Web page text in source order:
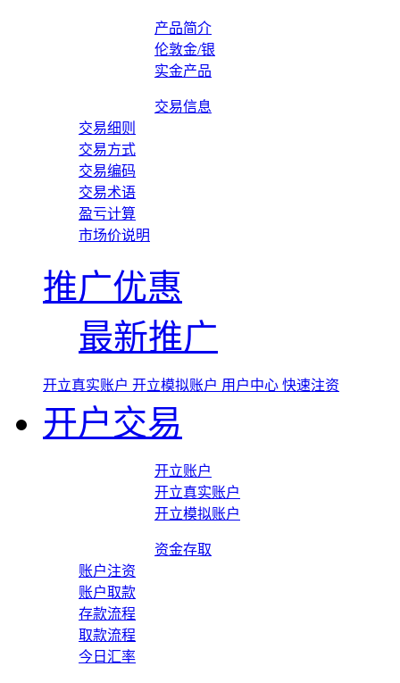
产品简介
伦敦金/银
实金产品
交易信息
交易细则
交易方式
交易编码
交易术语
盈亏计算
市场价说明
推广优惠
最新推广
开立真实账户 开立模拟账户 用户中心 快速注资
开户交易
开立账户
开立真实账户
开立模拟账户
资金存取
账户注资
账户取款
存款流程
取款流程
今日汇率